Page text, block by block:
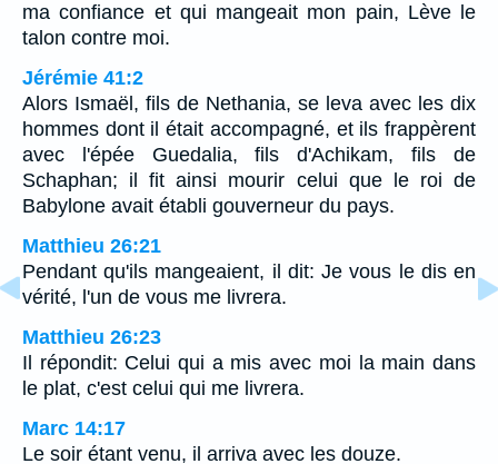
ma confiance et qui mangeait mon pain, Lève le
talon contre moi.
Jérémie 41:2
Alors Ismaël, fils de Nethania, se leva avec les dix
hommes dont il était accompagné, et ils frappèrent
avec l'épée Guedalia, fils d'Achikam, fils de
Schaphan; il fit ainsi mourir celui que le roi de
Babylone avait établi gouverneur du pays.
Matthieu 26:21
Pendant qu'ils mangeaient, il dit: Je vous le dis en
vérité, l'un de vous me livrera.
Matthieu 26:23
Il répondit: Celui qui a mis avec moi la main dans
le plat, c'est celui qui me livrera.
Marc 14:17
Le soir étant venu, il arriva avec les douze.